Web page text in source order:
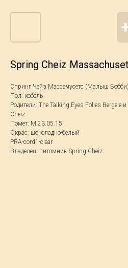
Spring Cheiz
Спринг Чейз Массачусетс (Малыш Бобби)
Пол: кобель
Родители: The Talking Eyes Folies Bergele
Cheiz
Помет: M 23.05.15
Окрас: шоколадно-белый
PRA-cord1-clear
Владелец: питомник Spring Cheiz